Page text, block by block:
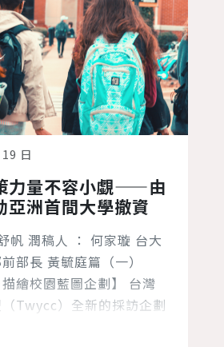
日
力量不容小覷——由
亞洲首間大學撤資
帆 潤稿人 ： 何家璇 台大
部長 黃毓庭篇（一）
描繪校園藍圖企劃】 台灣
Twycc）全新的採訪企劃